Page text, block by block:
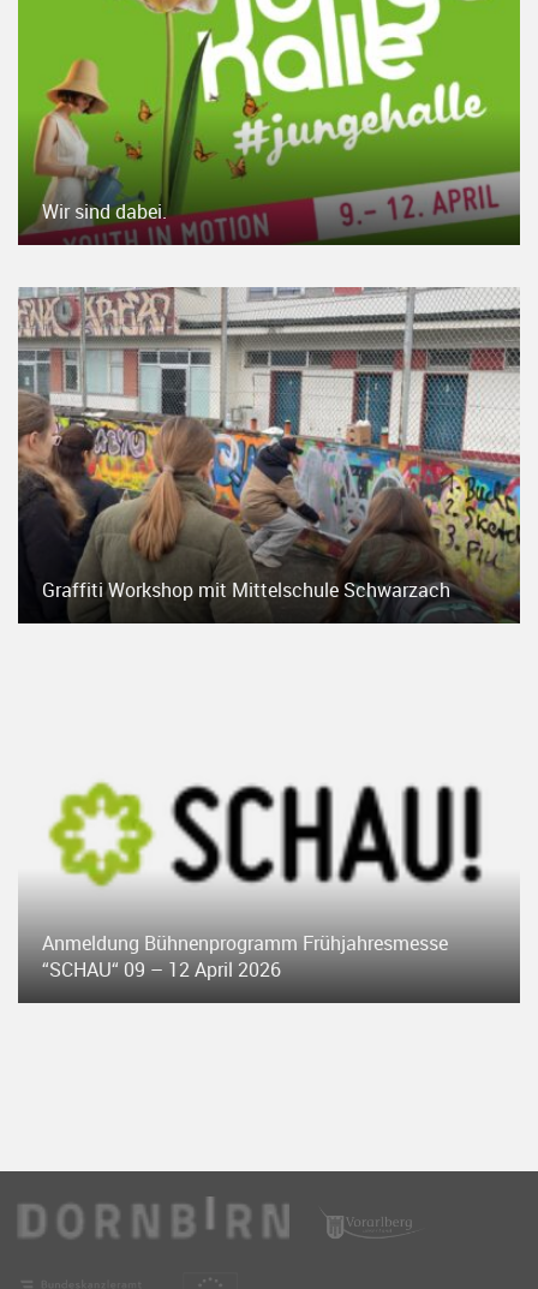
Wir sind dabei.
Graffiti Workshop mit Mittelschule Schwarzach
Anmeldung Bühnenprogramm Frühjahresmesse
“SCHAU“ 09 – 12 April 2026